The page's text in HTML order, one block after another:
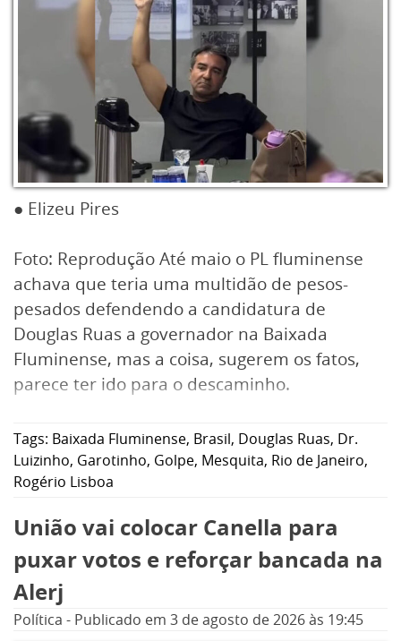
● Elizeu Pires
Foto: Reprodução Até maio o PL fluminense
achava que teria uma multidão de pesos-
pesados defendendo a candidatura de
Douglas Ruas a governador na Baixada
Fluminense, mas a coisa, sugerem os fatos,
parece ter ido para o descaminho.
Tags: Baixada Fluminense, Brasil, Douglas Ruas, Dr.
Luizinho, Garotinho, Golpe, Mesquita, Rio de Janeiro,
Rogério Lisboa
União vai colocar Canella para
puxar votos e reforçar bancada na
Alerj
Política - Publicado em 3 de agosto de 2026às 19:45